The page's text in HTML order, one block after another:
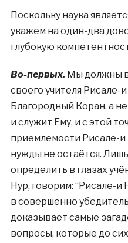
Поскольку наука
укажем на один-два
глубокую
Во-первых. Мы должны
своего учителя Рисале-
Благородный Коран, а
и служит Ему, и с этой
приемлемости Рисале-и
нужды не остаётся.
определить в глазах
Нур, говорим: “Рисале-и
в совершенно
доказывает самые
вопросы, которые до